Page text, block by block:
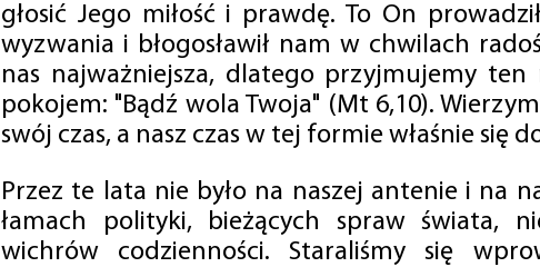
głosić Jego miłość i prawdę. To On
wyzwania i błogosławił nam w chwilach
nas najważniejsza, dlatego przyjmujemy
pokojem: "Bądź wola Twoja" (Mt 6,10).
swój czas, a nasz czas w tej formie właśnie się
Przez te lata nie było na naszej antenie i na
łamach polityki, bieżących spraw świata,
wichrów codzienności. Staraliśmy się